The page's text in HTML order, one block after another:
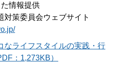
た情報提供
策委員会ウェブサイト
なライフスタイルの実践・行
：1,273KB）